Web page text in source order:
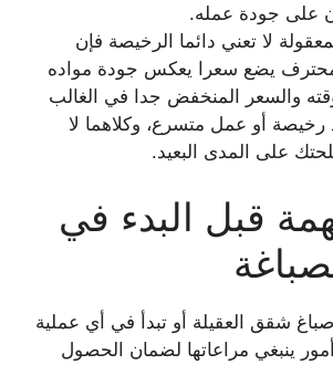
على جودة عمله.
لا تعني دائما الرخيصة فإن
يضع سعرا يعكس جودة مواده
والسعر المنخفض جدا في الغالب
رخيصة أو عمل متسرع، وكلاهما لا
على المدى البعيد.
قبل البدء في
شقق العقيلة أو تبدأ في أي عملية
ينبغي مراعاتها لضمان الحصول